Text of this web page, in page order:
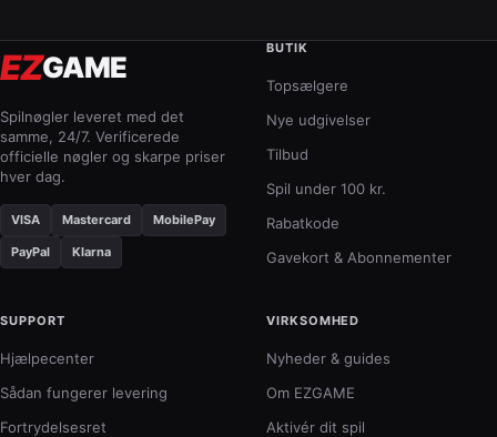
EZGAME
Spilnøgler leveret med det
samme, 24/7. Verificerede
officielle nøgler og skarpe priser
hver dag.
VISA Mastercard MobilePay
PayPal Klarna
BUTIK
Topsælgere
Nye udgivelser
Tilbud
Spil under 100 kr.
Rabatkode
Gavekort & Abonnementer
SUPPORT
Hjælpecenter
Sådan fungerer levering
Fortrydelsesret
VIRKSOMHED
Nyheder & guides
Om EZGAME
Aktivér dit spil